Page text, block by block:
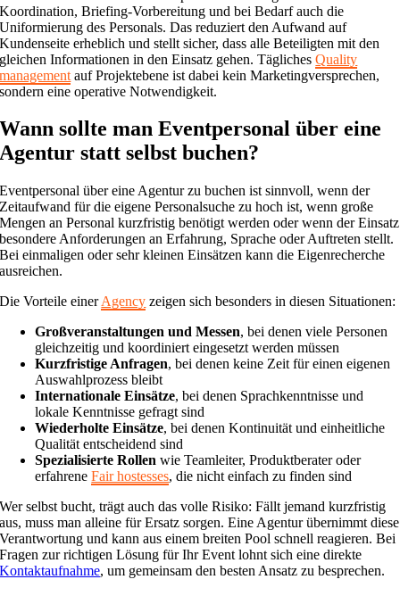
Koordination, Briefing-Vorbereitung und bei Bedarf auch die
Uniformierung des Personals. Das reduziert den Aufwand auf
Kundenseite erheblich und stellt sicher, dass alle Beteiligten mit den
gleichen Informationen in den Einsatz gehen. TäglichesQuality
management auf Projektebene ist dabei kein Marketingversprechen,
sondern eine operative Notwendigkeit.
Wann sollte man Eventpersonal über eine
Agentur statt selbst buchen?
Eventpersonal über eine Agentur zu buchen ist sinnvoll, wenn der
Zeitaufwand für die eigene Personalsuche zu hoch ist, wenn große
Mengen an Personal kurzfristig benötigt werden oder wenn der Einsatz
besondere Anforderungen an Erfahrung, Sprache oder Auftreten stellt.
Bei einmaligen oder sehr kleinen Einsätzen kann die Eigenrecherche
ausreichen.
Die Vorteile einerAgency zeigen sich besonders in diesen Situationen:
Großveranstaltungen und Messen, bei denen viele Personen
gleichzeitig und koordiniert eingesetzt werden müssen
Kurzfristige Anfragen, bei denen keine Zeit für einen eigenen
Auswahlprozess bleibt
Internationale Einsätze, bei denen Sprachkenntnisse und
lokale Kenntnisse gefragt sind
Wiederholte Einsätze, bei denen Kontinuität und einheitliche
Qualität entscheidend sind
Spezialisierte Rollen wie Teamleiter, Produktberater oder
erfahreneFair hostesses, die nicht einfach zu finden sind
Wer selbst bucht, trägt auch das volle Risiko: Fällt jemand kurzfristig
aus, muss man alleine für Ersatz sorgen. Eine Agentur übernimmt diese
Verantwortung und kann aus einem breiten Pool schnell reagieren. Bei
Fragen zur richtigen Lösung für Ihr Event lohnt sich eine direkte
Kontaktaufnahme, um gemeinsam den besten Ansatz zu besprechen.